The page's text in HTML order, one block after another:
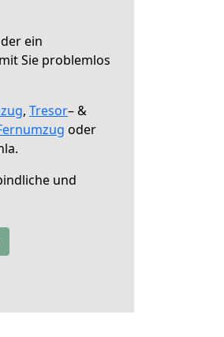
ein
Sie problemlos
, Tresor– &
oder
und